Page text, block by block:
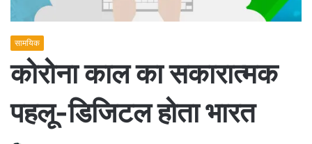
सामयिक
कोरोना काल का सकारात्मक
पहलू-डिजिटल होता भारत